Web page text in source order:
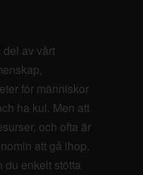
av vårt
för människor
ha kul. Men att
och ofta är
att gå ihop.
du enkelt stötta